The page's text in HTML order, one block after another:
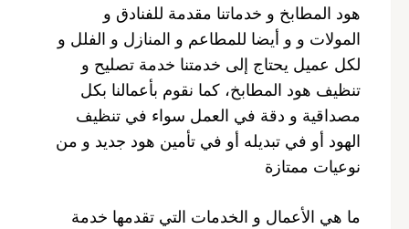
هود المطابخ و خدماتنا مقدمة للفنادق و
المولات و و أيضا للمطاعم و المنازل و الفلل و
لكل عميل يحتاج إلى خدمتنا خدمة تصليح و
تنظيف هود المطابخ، كما نقوم بأعمالنا بكل
مصداقية و دقة في العمل سواء في تنظيف
الهود أو في تبديله أو في تأمين هود جديد و من
نوعيات ممتازة
ما هي الأعمال و الخدمات التي تقدمها خدمة